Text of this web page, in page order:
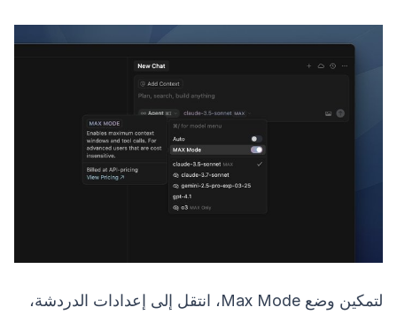
لتمكين وضع Max Mode، انتقل إلى إعدادات الدردشة،